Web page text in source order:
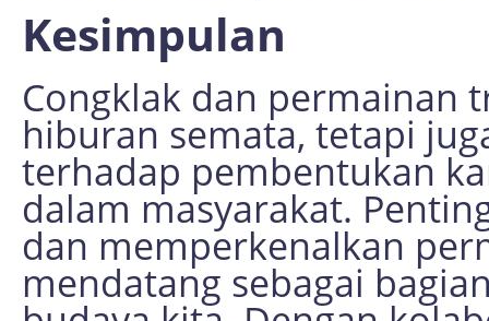
Kesimpulan
Congklak dan permainan
hiburan semata, tetapi
terhadap pembentukan
dalam masyarakat.
dan memperkenalkan
mendatang sebagai